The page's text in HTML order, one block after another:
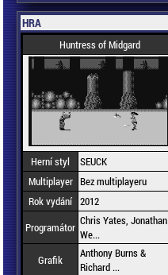
HRA
Huntress of Midgard
Herní styl
SEUCK
Multiplayer Bez multiplayeru
Rok vydání 2012
Programátor Chris Yates, Jonathan
We...
Grafik
Anthony Burns &
Richard ...